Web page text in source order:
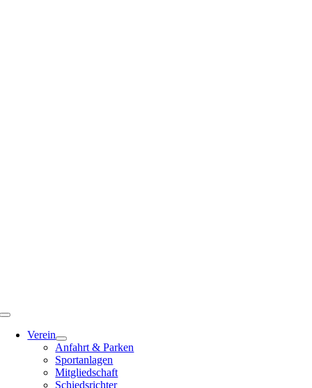
Toggle
NavigationVerein
Anfahrt & Parken
Sportanlagen
Mitgliedschaft
Schiedsrichter